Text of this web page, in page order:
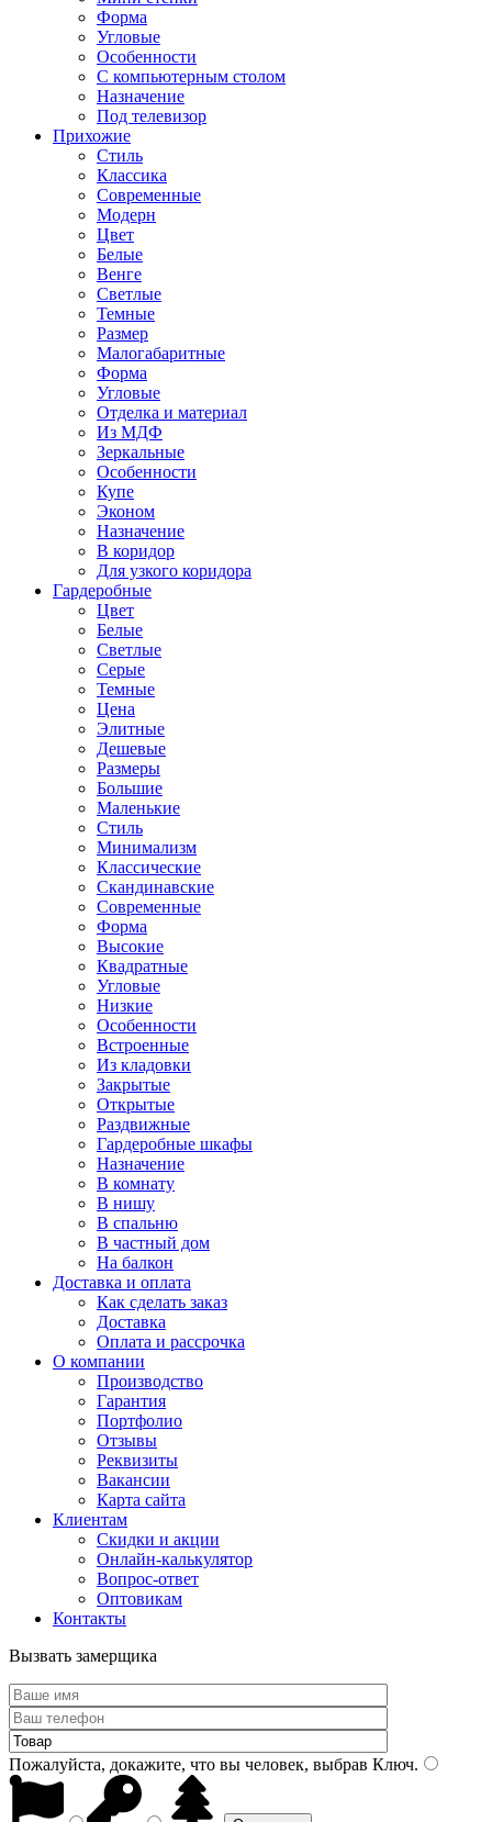
Форма
Угловые
Особенности
С компьютерным столом
Назначение
Под телевизор
Прихожие
Стиль
Классика
Современные
Модерн
Цвет
Белые
Венге
Светлые
Темные
Размер
Малогабаритные
Форма
Угловые
Отделка и материал
Из МДФ
Зеркальные
Особенности
Купе
Эконом
Назначение
В коридор
Для узкого коридора
Гардеробные
Цвет
Белые
Светлые
Серые
Темные
Цена
Элитные
Дешевые
Размеры
Большие
Маленькие
Стиль
Минимализм
Классические
Скандинавские
Современные
Форма
Высокие
Квадратные
Угловые
Низкие
Особенности
Встроенные
Из кладовки
Закрытые
Открытые
Раздвижные
Гардеробные шкафы
Назначение
В комнату
В нишу
В спальню
В частный дом
На балкон
Доставка и оплата
Как сделать заказ
Доставка
Оплата и рассрочка
О компании
Производство
Гарантия
Портфолио
Отзывы
Реквизиты
Вакансии
Карта сайта
Клиентам
Скидки и акции
Онлайн-калькулятор
Вопрос-ответ
Оптовикам
Контакты
Вызвать замерщика
Пожалуйста, докажите, что вы человек, выбрав Ключ.